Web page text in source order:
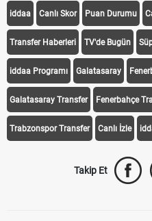
KEŞFET
iddaa Canlı Skor Puan Durumu
Transfer Haberleri TV'de Bugün
iddaa Programı Galatasaray
Galatasaray Transfer Fenerbahçe
Trabzonspor Transfer Canlı İzle